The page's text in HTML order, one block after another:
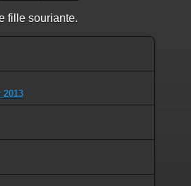
fille souriante.